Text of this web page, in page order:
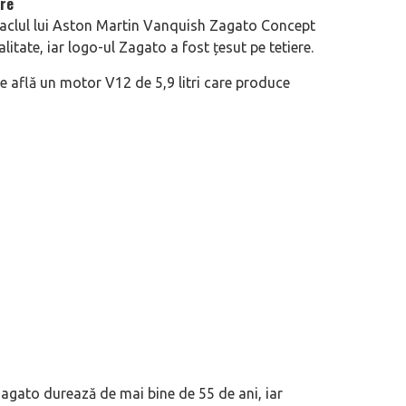
lui Aston Martin Vanquish Zagato Concept
iar logo-ul Zagato a fost țesut pe tetiere.
află un motor V12 de 5,9 litri care produce
durează de mai bine de 55 de ani, iar